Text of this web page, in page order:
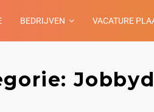
BEDRIJVEN VACATURE